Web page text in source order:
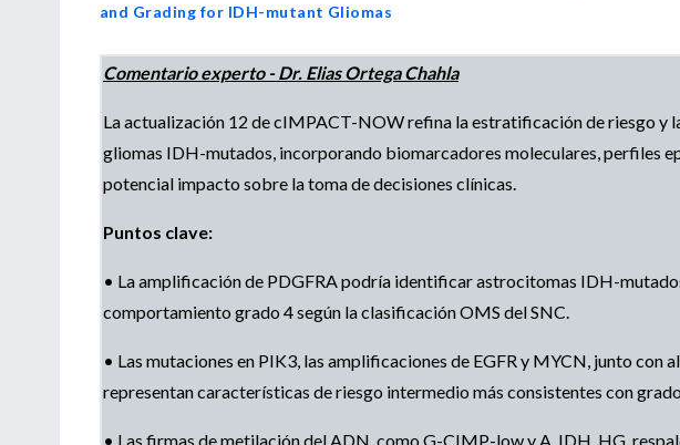
and Grading for IDH-mutant Gliomas
Comentario experto - Dr. Elias Ortega Chahla
La actualización 12 de cIMPACT-NOW refina la estratificación de riesgo y
gliomas IDH-mutados, incorporando biomarcadores moleculares, perfiles
potencial impacto sobre la toma de decisiones clínicas.
Puntos clave:
• La amplificación de PDGFRA podría identificar astrocitomas IDH-
comportamiento grado 4 según la clasificación OMS del SNC.
• Las mutaciones en PIK3, las amplificaciones de EGFR y MYCN, junto con
representan características de riesgo intermedio más consistentes con
• Las firmas de metilación del ADN, como G-CIMP-low y A_IDH_HG,